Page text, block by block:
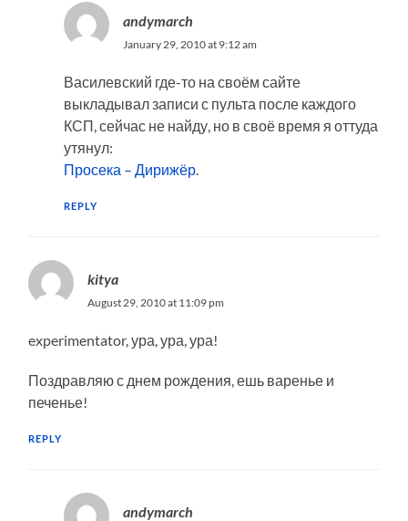
andymarch
January 29, 2010 at 9:12 am
Василевский где-то на своём сайте
выкладывал записи с пульта после каждого
КСП, сейчас не найду, но в своё время я оттуда
утянул:
Просека – Дирижёр.
REPLY
kitya
August 29, 2010 at 11:09 pm
experimentator, ура, ура, ура!
Поздравляю с днем рождения, ешь варенье и
печенье!
REPLY
andymarch